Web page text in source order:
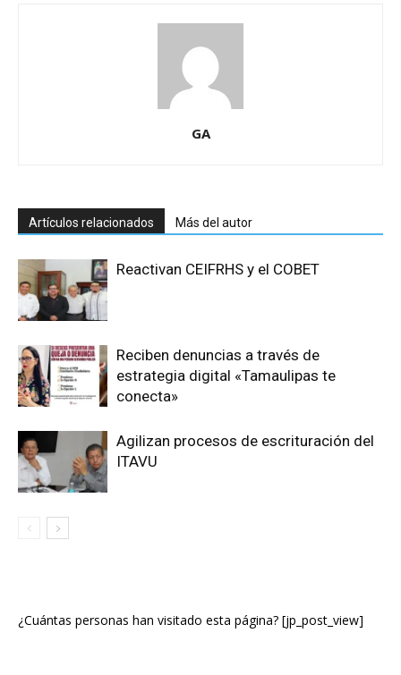
GA
Artículos relacionados Más del autor
Reactivan CEIFRHS y el COBET
Reciben denuncias a través de
estrategia digital «Tamaulipas te
conecta»
Agilizan procesos de escrituración del
ITAVU
¿Cuántas personas han visitado esta página? [jp_post_view]